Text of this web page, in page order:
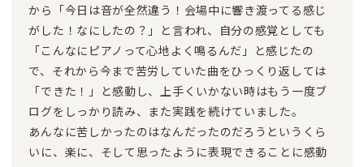
から「今日は音が全然違う！会場中に響き渡ってる感じ
がした！なにしたの？」と言われ、自分の感覚としても
「こんなにピアノって心地よく鳴るんだ」と感じたの
で、それから今まで苦労していた曲をひっくり返しては
「できた！」と感動し、上手くいかない時はもう一度ブ
ログをしっかり読み、また実践を続けていました。
あんなに苦しかったのはなんだったのだろうというくら
いに、楽に、そして思ったように表現できることに感動